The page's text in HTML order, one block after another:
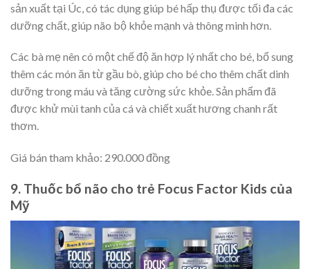
sản xuất tại Úc, có tác dụng giúp bé hấp thụ được tối đa các
dưỡng chất, giúp não bộ khỏe mạnh và thông minh hơn.
Các bà mẹ nên có một chế độ ăn hợp lý nhất cho bé, bổ sung
thêm các món ăn từ gầu bò, giúp cho bé cho thêm chất dinh
dưỡng trong máu và tăng cường sức khỏe. Sản phẩm đã
được khử mùi tanh của cá và chiết xuất hương chanh rất
thơm.
Giá bán tham khảo: 290.000 đồng
9. Thuốc bổ não cho trẻ Focus Factor Kids của
Mỹ